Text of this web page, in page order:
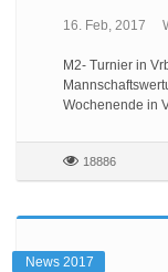
16. Feb, 2017
M2- Turnier in
Wochenende in
18886
News 2017